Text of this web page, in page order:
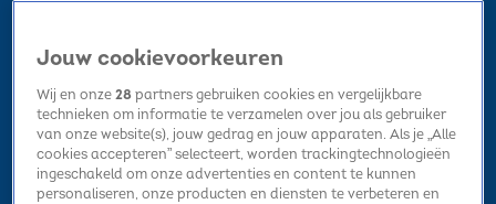
Home Radio luisteren Hitlijsten Acties Kerst Nieuws
Volg Sky Radio
Jouw cookievoorkeuren
Wij en onze28partners gebruiken cookies en vergelijkbare
technieken om informatie te verzamelen over jou als gebruiker
van onze website(s), jouw gedrag en jouw apparaten. Als je „Alle
cookies accepteren” selecteert, worden trackingtechnologieën
ingeschakeld om onze advertenties en content te kunnen
personaliseren, onze producten en diensten te verbeteren en